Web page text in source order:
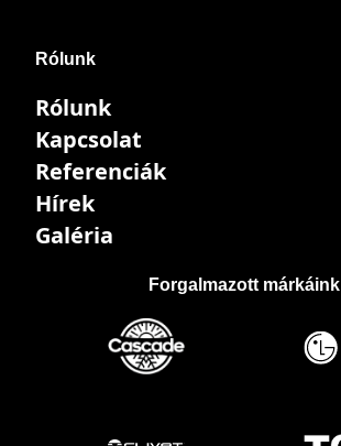
Rólunk
Rólunk
Kapcsolat
Referenciák
Hírek
Galéria
Forgalmazott márkáink